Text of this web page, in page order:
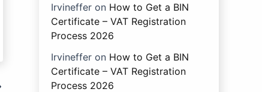
Irvineffer on How to Get a BIN
Certificate – VAT Registration
Process 2026
Irvineffer on How to Get a BIN
Certificate – VAT Registration
Process 2026